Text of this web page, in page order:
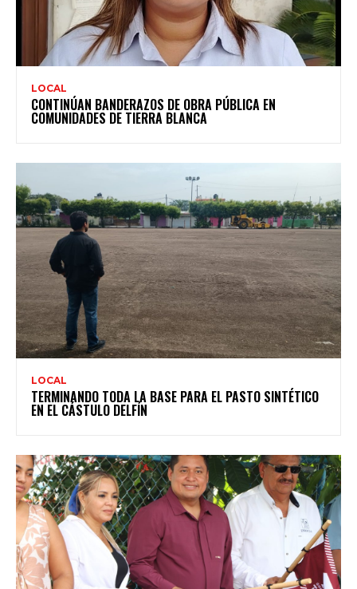
LOCAL
CONTINÚAN BANDERAZOS DE OBRA PÚBLICA EN
COMUNIDADES DE TIERRA BLANCA
LOCAL
TERMINANDO TODA LA BASE PARA EL PASTO SINTÉTICO
EN EL CÁSTULO DELFÍN